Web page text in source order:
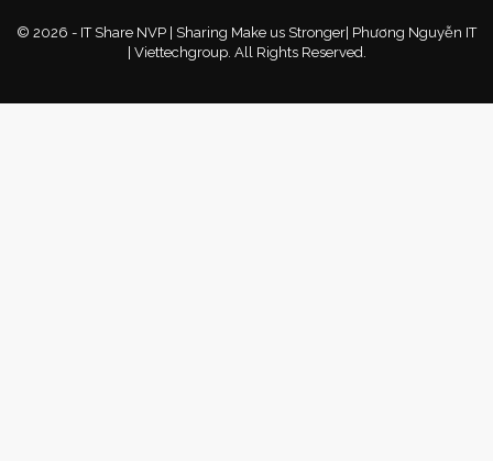
© 2026 - IT Share NVP | Sharing Make us Stronger| Phương Nguyễn IT
| Viettechgroup. All Rights Reserved.